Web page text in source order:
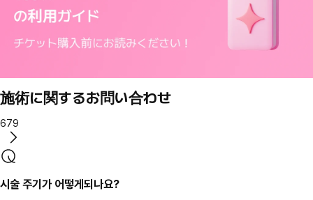
施術に関するお問い合わせ
679
시술 주기가 어떻게되나요?